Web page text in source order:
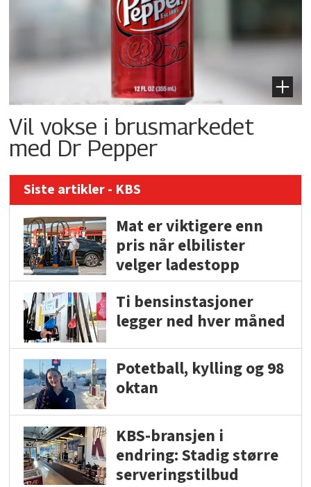
Vil vokse i brusmarkedet
med Dr Pepper
Siste artikler - KBS
Mat er viktigere enn
pris når elbilister
velger ladestopp
Ti bensinstasjoner
legger ned hver måned
Potetball, kylling og 98
oktan
KBS-bransjen i
endring: Stadig større
serveringstilbud